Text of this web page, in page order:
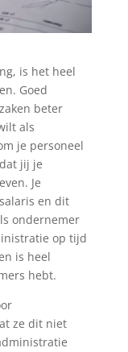
is het heel
Goed
beter
als
je personeel
jij je
Je
en dit
ondernemer
op tijd
is heel
hebt.
ze dit niet